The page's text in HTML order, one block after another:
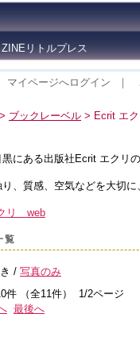
リトルプレス
マイページへログイン ｜
> ブックレーベル > Ecrit エク
にある出版社Ecrit エクリの
、質感、空気などを大切に
リ web
覧
/ 写真のみ
件 （全11件） 1/2ページ
最後へ